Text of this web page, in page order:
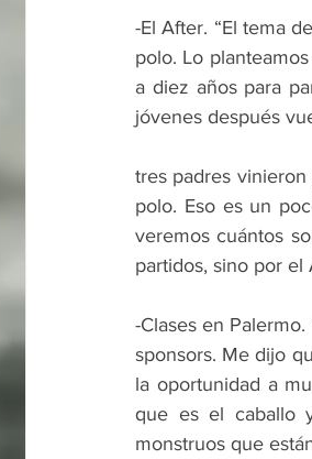
-El After. “El tema
polo. Lo
a diez años para
jóvenes después
tres padres
polo. Eso es un
veremos cuántos
partidos, sino por el
-Clases en
sponsors. Me dijo
la oportunidad a
que es el caballo
monstruos que